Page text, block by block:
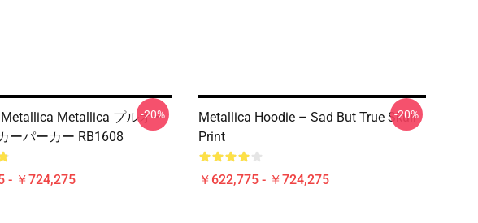
Metallica プルオー
ーパーカー RB1608
- ￥724,275
-20%
Metallica Hoodie – Sad But True Skull
Print
￥622,775 - ￥724,275
-20%